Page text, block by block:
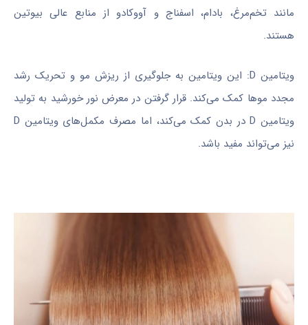
مانند تخم‌مرغ، بادام، اسفناج و آووکادو از منابع عالی بیوتین
هستند.
ویتامین D: این ویتامین به جلوگیری از ریزش مو و تحریک رشد
مجدد موها کمک می‌کند. قرار گرفتن در معرض نور خورشید به تولید
ویتامین D در بدن کمک می‌کند، اما مصرف مکمل‌های ویتامین D
نیز می‌تواند مفید باشد.